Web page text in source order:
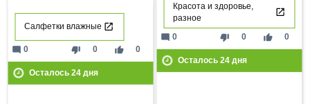
Красота и здоровье,
разное
thumb_down 0 thumb_up 0
mode_comment 0
Осталось 24дня
Салфетки влажные
thumb_down 0 thumb_up 0
mode_comment 0
Осталось 24дня